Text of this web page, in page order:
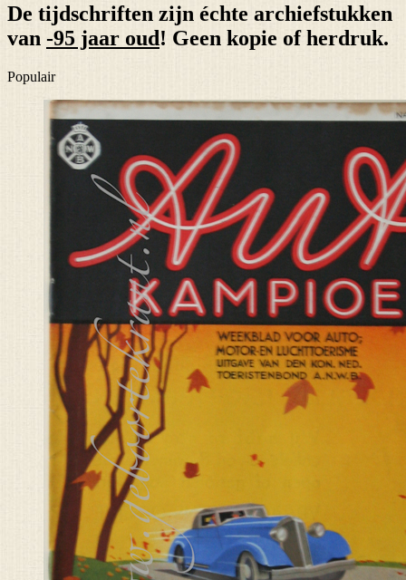
De tijdschriften zijn échte archiefstukken
van -95 jaar oud ! Geen kopie of herdruk.
Populair